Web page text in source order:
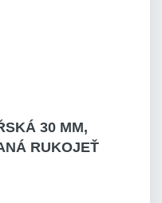
30 MM,
RUKOJEŤ